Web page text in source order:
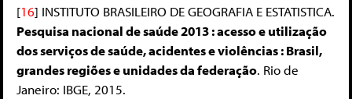
[16] INSTITUTO BRASILEIRO DE GEOGRAFIA E ESTATISTICA.
Pesquisa nacional de saúde 2013 : acesso e utilização
dos serviços de saúde, acidentes e violências : Brasil,
grandes regiões e unidades da federação. Rio de
Janeiro: IBGE, 2015.